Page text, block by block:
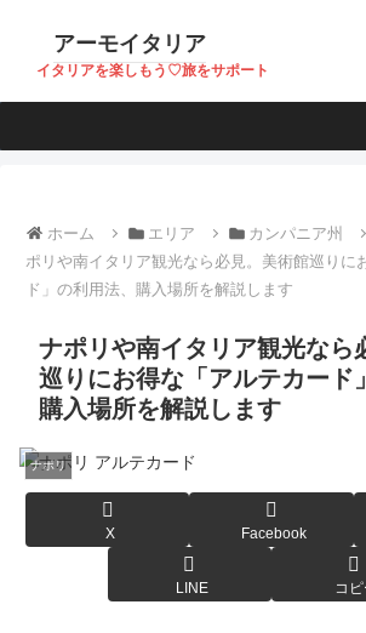
アーモイタリア
イタリアを楽しもう♡旅をサポート
ホーム エリア カンパニア州
ポリや南イタリア観光なら必見。美術館巡りに
ド」の利用法、購入場所を解説します
ナポリや南イタリア観光なら
巡りにお得な「アルテカード
購入場所を解説します
ナポリ
X Facebook
LINE コピ